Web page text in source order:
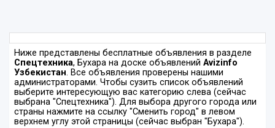
Ниже представлены бесплатные объявления в разделе
Спецтехника, Бухара на доске объявлений Avizinfo
Узбекистан. Все объявления проверены нашими
администраторами. Чтобы сузить список объявлений
выберите интересующую вас категорию слева (сейчас
выбрана "Спецтехника"). Для выбора другого города или
страны нажмите на ссылку "Сменить город" в левом
верхнем углу этой страницы (сейчас выбран "Бухара").